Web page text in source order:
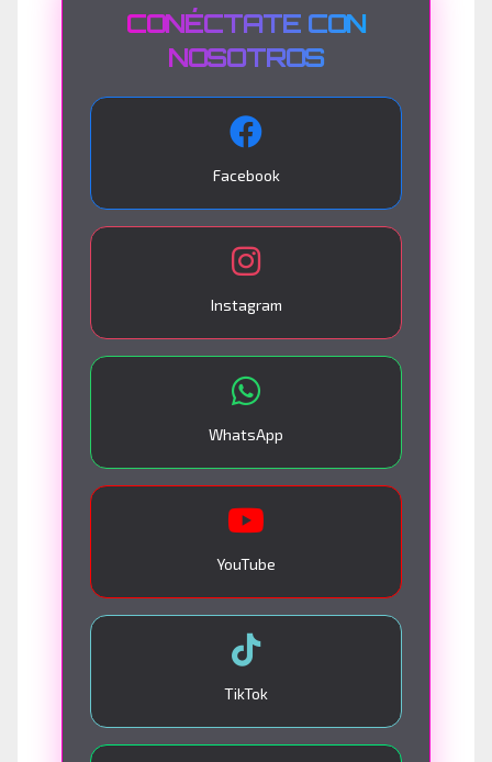
CONÉCTATE CON
NOSOTROS
Facebook
Instagram
WhatsApp
YouTube
TikTok